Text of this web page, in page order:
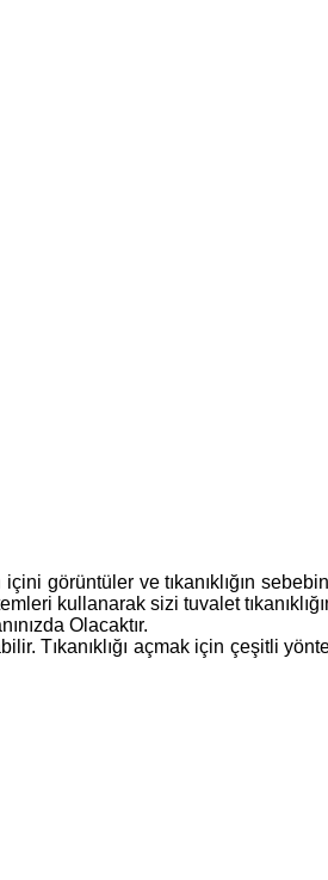
içini görüntüler ve tıkanıklığın
kullanarak sizi tuvalet
Olacaktır.
Tıkanıklığı açmak için çeşitli